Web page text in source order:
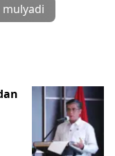
mulyadi